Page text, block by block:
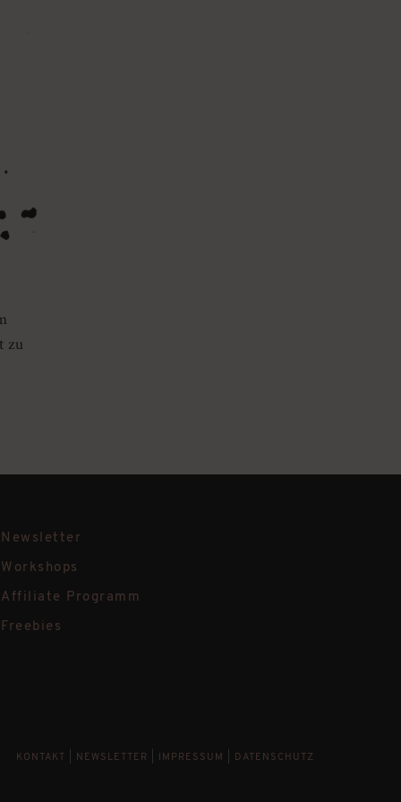
zu
Newsletter
Workshops
Affiliate Programm
Freebies
KONTAKT NEWSLETTER IMPRESSUM DATENSCHUTZ